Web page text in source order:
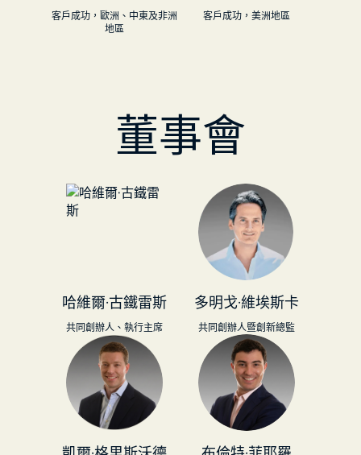
客戶成功，歐洲、中東及非洲
地區
客戶成功，美洲地區
董事會
哈維爾·古鐵雷斯
共同創辦人、執行主席
多明戈·維埃斯卡
共同創辦人暨創新總監